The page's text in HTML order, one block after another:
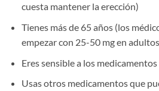
cuesta mantener la erección)
Tienes más de 65 años (los
empezar con 25-50 mg en
Eres sensible a los
Usas otros medicamentos que